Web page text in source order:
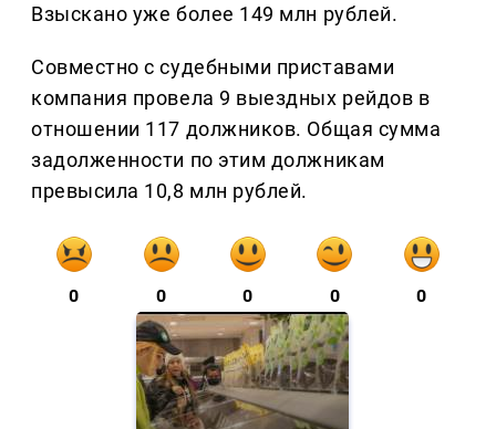
Взыскано уже более 149 млн рублей.
Совместно с судебными приставами
компания провела 9 выездных рейдов в
отношении 117 должников. Общая сумма
задолженности по этим должникам
превысила 10,8 млн рублей.
0 0 0 0 0